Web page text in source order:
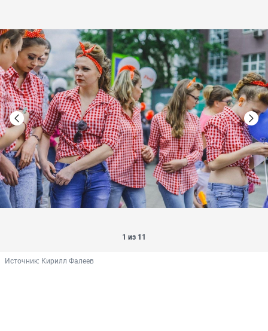
1 из 11
Источник: Кирилл Фалеев